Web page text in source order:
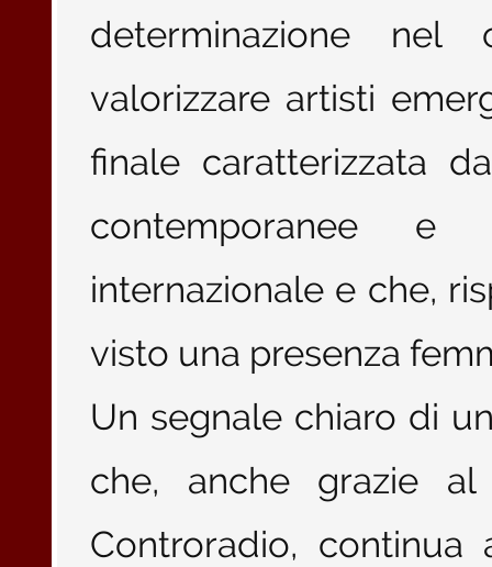
determinazione nel
valorizzare artisti
finale caratterizzata
contemporanee e
internazionale e che,
visto una presenza
Un segnale chiaro di
che, anche grazie
Controradio,